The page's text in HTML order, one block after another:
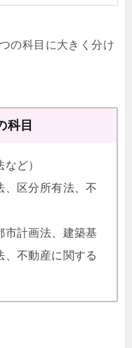
の科目に大きく分け
科目
ど）
、区分所有法、不
市計画法、建築基
、不動産に関する